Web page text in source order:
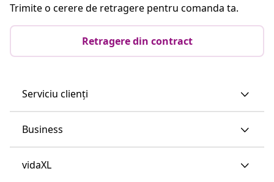
Trimite o cerere de retragere pentru comanda ta.
Retragere din contract
Serviciu clienți
Business
vidaXL